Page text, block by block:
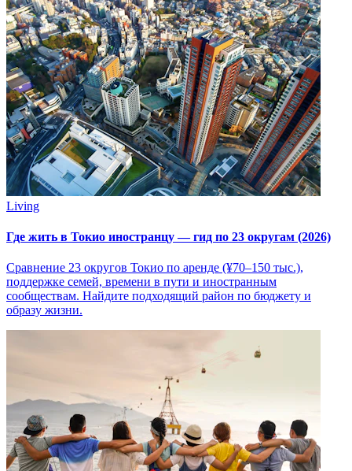
Living
Где жить в Токио иностранцу — гид по 23 округам (2026)
Сравнение 23 округов Токио по аренде (¥70–150 тыс.),
поддержке семей, времени в пути и иностранным
сообществам. Найдите подходящий район по бюджету и
образу жизни.